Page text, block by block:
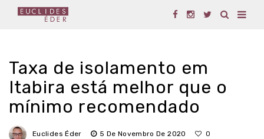
Taxa de isolamento em
Itabira está melhor que o
mínimo recomendado
Euclides Éder 5 De Novembro De 2020 0